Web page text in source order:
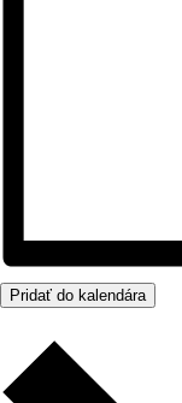
Pridať do kalendára